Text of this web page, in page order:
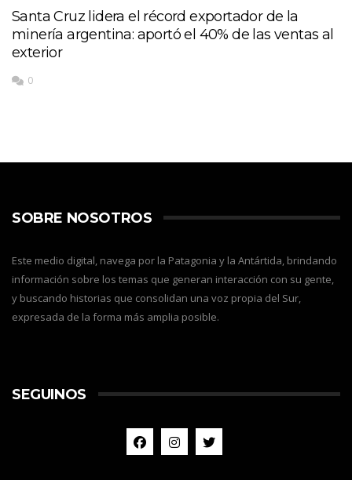
Santa Cruz lidera el récord exportador de la
minería argentina: aportó el 40% de las ventas al
exterior
0
SOBRE NOSOTROS
Este medio digital, navega por la Patagonia y la Antártida, brindando
información sobre los temas que generan interacción con su gente,
y buscando historias que consolidan una voz propia del Sur,
expresada de la forma más amplia posible.
SEGUINOS